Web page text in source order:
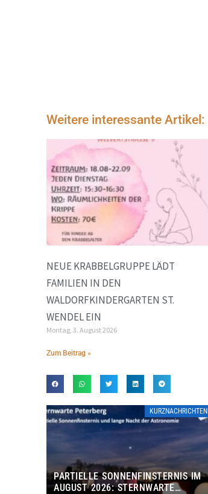
Weitere interessante Artikel:
NEUE KRABBELGRUPPE LÄDT
FAMILIEN IN DEN
WALDORFKINDERGARTEN ST.
WENDEL EIN
Montag, 3. August 2026
Zum Beitrag »
KURZNACHRICHTEN
PARTIELLE SONNENFINSTERNIS IM
AUGUST 2026: STERNWARTE